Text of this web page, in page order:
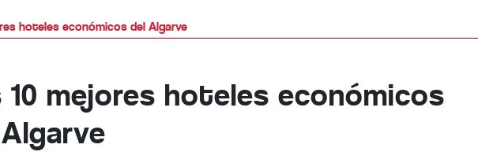
hoteles económicos del Algarve
10 mejores hoteles económicos